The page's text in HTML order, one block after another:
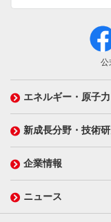
公
エネルギー・原子力
新成長分野・技術
企業情報
ニュース